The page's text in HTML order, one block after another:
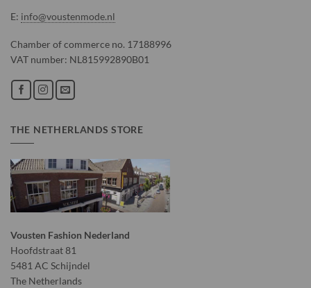
E: info@voustenmode.nl
Chamber of commerce no. 17188996
VAT number: NL815992890B01
THE NETHERLANDS STORE
Vousten Fashion Nederland
Hoofdstraat 81
5481 AC Schijndel
The Netherlands